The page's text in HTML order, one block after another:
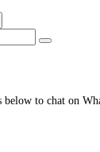
to chat on